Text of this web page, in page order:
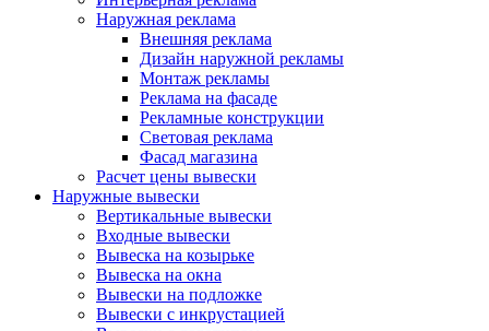
Наружная реклама
Внешняя реклама
Дизайн наружной рекламы
Монтаж рекламы
Реклама на фасаде
Рекламные конструкции
Световая реклама
Фасад магазина
Расчет цены вывески
Наружные вывески
Вертикальные вывески
Входные вывески
Вывеска на козырьке
Вывеска на окна
Вывески на подложке
Вывески с инкрустацией